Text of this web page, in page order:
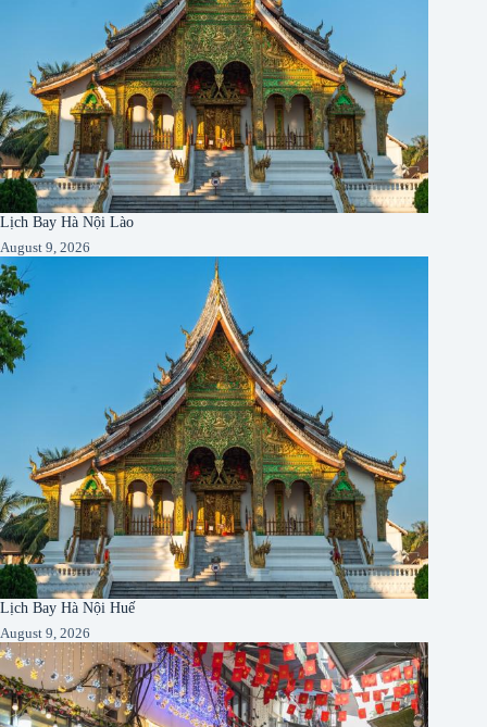
Lịch Bay Hà Nội Lào
August 9, 2026
Lịch Bay Hà Nội Huế
August 9, 2026